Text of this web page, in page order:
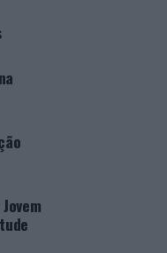
EFA.
Barcelos continua a
formação
contribuindo
o aumento da
capital humano do
Cultura de Barcelos
importante